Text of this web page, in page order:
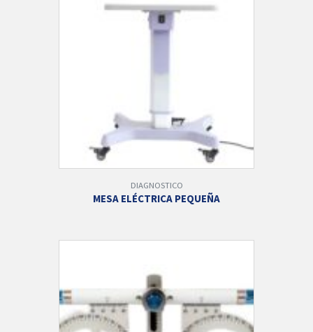
DIAGNOSTICO
MESA ELÉCTRICA PEQUEÑA